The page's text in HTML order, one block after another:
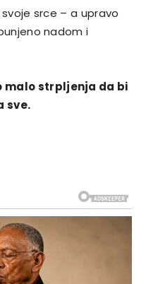
srce – a upravo
nadom i
malo strpljenja da bi
sve.